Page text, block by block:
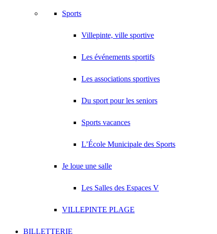
Sports
Villepinte, ville sportive
Les événements sportifs
Les associations sportives
Du sport pour les seniors
Sports vacances
L’École Municipale des Sports
Je loue une salle
Les Salles des Espaces V
VILLEPINTE PLAGE
BILLETTERIE